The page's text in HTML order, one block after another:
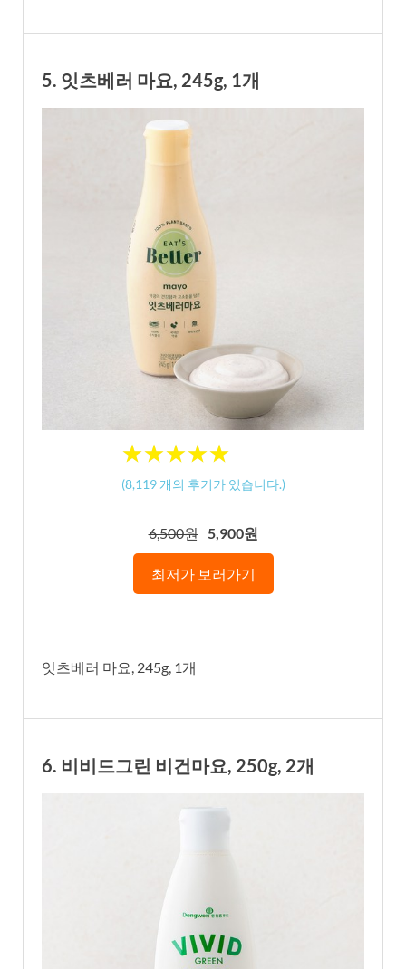
5. 잇츠베러 마요, 245g, 1개
★★★★★
★★★★★
(8,119개의 후기가 있습니다.)
6,500원 5,900원
최저가 보러가기
잇츠베러 마요, 245g, 1개
6. 비비드그린 비건마요, 250g, 2개